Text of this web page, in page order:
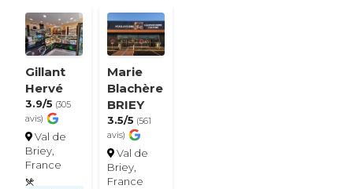
Gillant
Hervé
3.9/5 (305
avis)
Val de
Briey,
France
Marie
Blachère
BRIEY
3.5/5 (561
avis)
Val de
Briey,
France